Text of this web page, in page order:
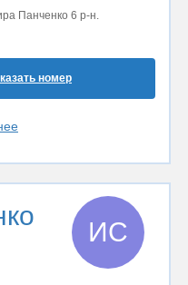
Панченко 6 р-н.
номер
ИС